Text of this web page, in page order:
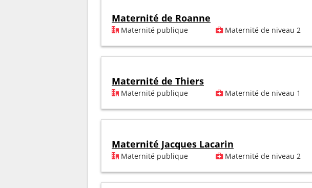
Maternité de Roanne
Maternité publique Maternité de niveau 2
Maternité de Thiers
Maternité publique Maternité de niveau 1
Maternité Jacques Lacarin
Maternité publique Maternité de niveau 2